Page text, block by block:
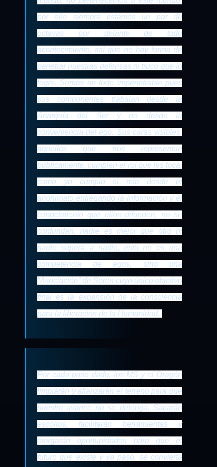
por ello siempre estamos un par de
octavas por delante de todo
acontecimiento, así que no hay forma de
penetrar nuestras defensas ni truco que lo
logre. Somos un todo impenetrable pues
sus componentes trabajan desde la
Anarquía del Ser y no desde la
conveniencia del ego. Sus caras visibles,
aquellos que nos representan
públicamente, cumplen el rol que les toca,
como yo cumplo el mío desde el
anonimato entregando la información y el
conocimiento que ellos difunden, no se
confundan, nadie es mejor que otro ni
nadie supera a nadie, esto no es una
competencia de egos, sino una
“Asociación” de Seres cuyo único objetivo
final es la expansión de la consciencia
para la liberación de la Humanidad.
Por cada paso dado, los MS y el Dragón
limpiarán y afianzarán el terreno para que
nuestro avance no se detenga. Sacarán
escollos, facilitarán herramientas y
otorgarán oportunidades para que el
futuro que existe y ya pasó, se convierta